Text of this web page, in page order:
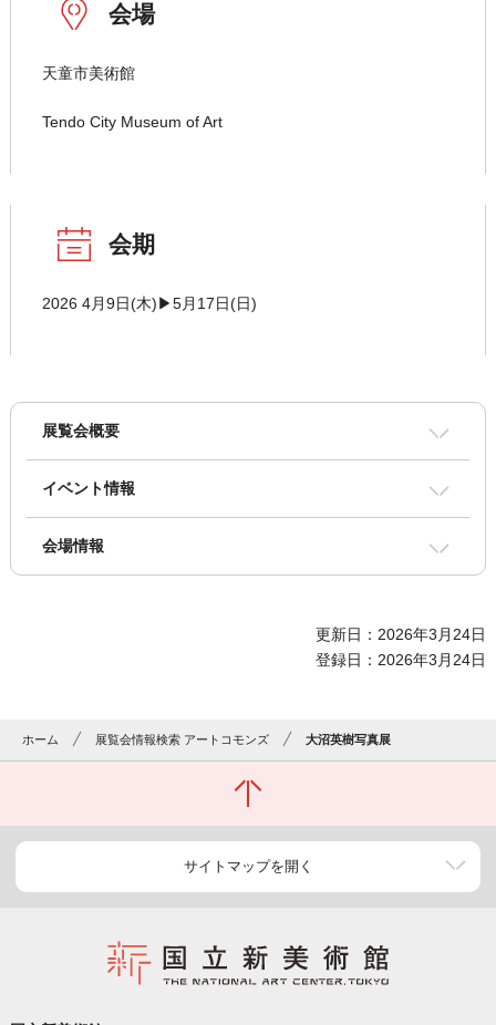
会場
天童市美術館
Tendo City Museum of Art
会期
2026 4月9日(木)▶5月17日(日)
展覧会概要
イベント情報
会場情報
更新日：2026年3月24日
登録日：2026年3月24日
ホーム 展覧会情報検索 アートコモンズ 大沼英樹写真展
サイトマップを開く